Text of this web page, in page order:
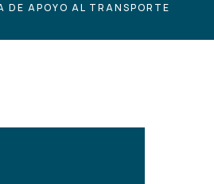
DE APOYO AL TRANSPORTE